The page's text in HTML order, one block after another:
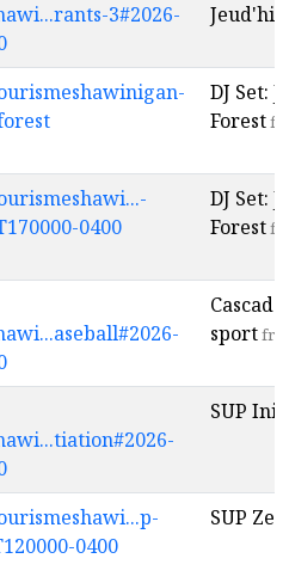
3#2026-
DJ Set:
Forestfr
0400
DJ Set:
Forestfr
sportfr
SUP
0400
SUP Zen